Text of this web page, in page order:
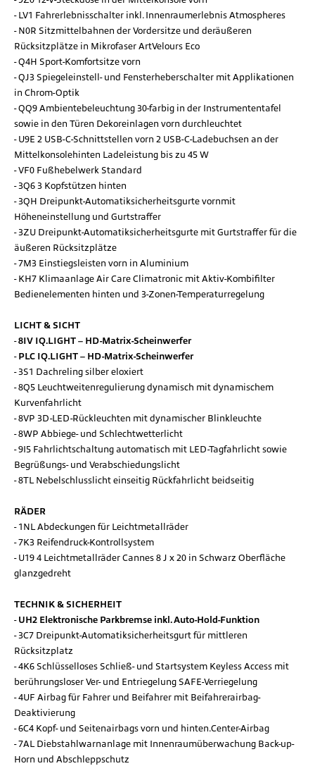
LV1 Fahrerlebnisschalter inkl. Innenraumerlebnis Atmospheres
N0R Sitzmittelbahnen der Vordersitze und deräußeren
Rücksitzplätze in Mikrofaser ArtVelours Eco
Q4H Sport-Komfortsitze vorn
QJ3 Spiegeleinstell- und Fensterheberschalter mit Applikationen
in Chrom-Optik
QQ9 Ambientebeleuchtung 30-farbig in der Instrumententafel
sowie in den Türen Dekoreinlagen vorn durchleuchtet
U9E 2 USB-C-Schnittstellen vorn 2 USB-C-Ladebuchsen an der
Mittelkonsolehinten Ladeleistung bis zu 45 W
VF0 Fußhebelwerk Standard
3Q6 3 Kopfstützen hinten
3QH Dreipunkt-Automatiksicherheitsgurte vornmit
Höheneinstellung und Gurtstraffer
3ZU Dreipunkt-Automatiksicherheitsgurte mit Gurtstraffer für die
äußeren Rücksitzplätze
7M3 Einstiegsleisten vorn in Aluminium
KH7 Klimaanlage Air Care Climatronic mit Aktiv-Kombifilter
Bedienelementen hinten und 3-Zonen-Temperaturregelung
LICHT & SICHT
8IV IQ.LIGHT – HD-Matrix-Scheinwerfer
PLC IQ.LIGHT – HD-Matrix-Scheinwerfer
3S1 Dachreling silber eloxiert
8Q5 Leuchtweitenregulierung dynamisch mit dynamischem
Kurvenfahrlicht
8VP 3D-LED-Rückleuchten mit dynamischer Blinkleuchte
8WP Abbiege- und Schlechtwetterlicht
9I5 Fahrlichtschaltung automatisch mit LED-Tagfahrlicht sowie
Begrüßungs- und Verabschiedungslicht
8TL Nebelschlusslicht einseitig Rückfahrlicht beidseitig
RÄDER
1NL Abdeckungen für Leichtmetallräder
7K3 Reifendruck-Kontrollsystem
U19 4 Leichtmetallräder Cannes 8 J x 20 in Schwarz Oberfläche
glanzgedreht
TECHNIK & SICHERHEIT
UH2 Elektronische Parkbremse inkl. Auto-Hold-Funktion
3C7 Dreipunkt-Automatiksicherheitsgurt für mittleren
Rücksitzplatz
4K6 Schlüsselloses Schließ- und Startsystem Keyless Access mit
berührungsloser Ver- und Entriegelung SAFE-Verriegelung
4UF Airbag für Fahrer und Beifahrer mit Beifahrerairbag-
Deaktivierung
6C4 Kopf- und Seitenairbags vorn und hinten.Center-Airbag
7AL Diebstahlwarnanlage mit Innenraumüberwachung Back-up-
Horn und Abschleppschutz